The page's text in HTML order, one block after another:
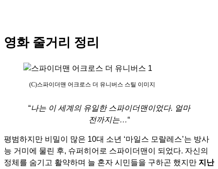
영화 줄거리 정리
(C)스파이더맨 어크로스 더 유니버스 스틸 이미지
“나는 이 세계의 유일한 스파이더맨이었다. 얼마
전까지는…“
평범하지만 비밀이 많은 10대 소년 ‘마일스 모랄레스’는 방사
능 거미에 물린 후, 슈퍼히어로 스파이더맨이 되었다. 자신의
정체를 숨기고 활약하며 늘 혼자 시민들을 구하곤 했지만 지난